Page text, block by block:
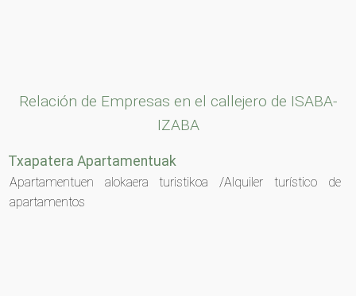
Relación de Empresas en el callejero de ISABA-
IZABA
Txapatera Apartamentuak
Apartamentuen alokaera turistikoa /Alquiler turístico de
apartamentos